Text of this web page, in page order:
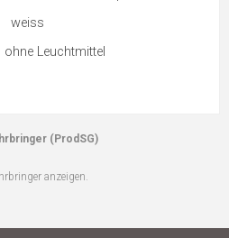
weiss
ohne Leuchtmittel
(ProdSG)
anzeigen.